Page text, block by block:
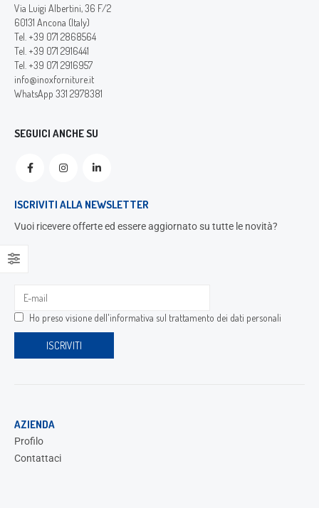
Via Luigi Albertini, 36 F/2
60131 Ancona (Italy)
Tel. +39 071 2868564
Tel. +39 071 2916441
Tel. +39 071 2916957
info@inoxforniture.it
WhatsApp 331 2978381
SEGUICI ANCHE SU
ISCRIVITI ALLA NEWSLETTER
Vuoi ricevere offerte ed essere aggiornato su tutte le novità?
Ho preso visione dell'informativa sul trattamento dei dati personali
AZIENDA
Profilo
Contattaci